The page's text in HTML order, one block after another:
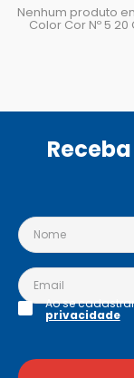
Nenhum produto
Color Cor Nº 5
Ao se
privacidade